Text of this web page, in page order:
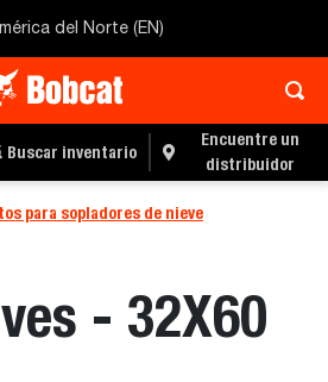
del Norte (EN)
Buscar inventario
Encuentre un
distribuidor
para sopladores de nieve
- 32X60